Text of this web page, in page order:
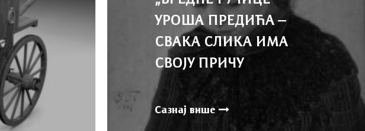
УРОША ПРЕДИЋА –
СВАКА СЛИКА ИМА
СВОЈУ ПРИЧУ
Сазнај више